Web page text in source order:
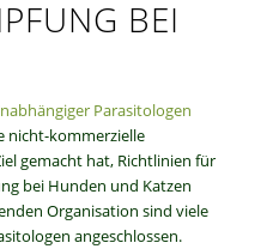
BEI
Parasitologen
nicht-kommerzielle
gemacht hat, Richtlinien für
bei Hunden und Katzen
Organisation sind viele
angeschlossen.